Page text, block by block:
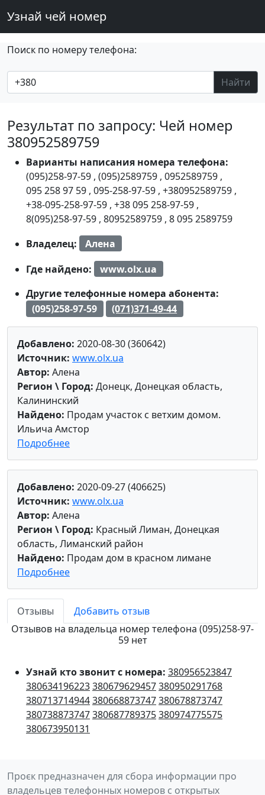
Узнай чей номер
Поиск по номеру телефона:
Найти
Результат по запросу: Чей номер
380952589759
Варианты написания номера телефона:
(095)258-97-59 , (095)2589759 , 0952589759 ,
095 258 97 59 , 095-258-97-59 , +380952589759 ,
+38-095-258-97-59 , +38 095 258-97-59 ,
8(095)258-97-59 , 80952589759 , 8 095 2589759
Владелец:
Алена
Где найдено:
www.olx.ua
Другие телефонные номера абонента:
(095)258-97-59
(071)371-49-44
Добавлено: 2020-08-30 (360642)
Источник: www.olx.ua
Автор: Алена
Регион \ Город: Донецк, Донецкая область,
Калининский
Найдено: Продам участок с ветхим домом.
Ильича Амстор
Подробнее
Добавлено: 2020-09-27 (406625)
Источник: www.olx.ua
Автор: Алена
Регион \ Город: Красный Лиман, Донецкая
область, Лиманский район
Найдено: Продам дом в красном лимане
Подробнее
Отзывы
Добавить отзыв
Отзывов на владельца номер телефона (095)258-97-
59 нет
Узнай кто звонит с номера: 380956523847
380634196223380679629457380950291768
380713714944380668873747380678873747
380738873747380687789375380974775575
380673950131
Проєк предназначен для сбора информации про
владельцев телефонных номеров с открытых